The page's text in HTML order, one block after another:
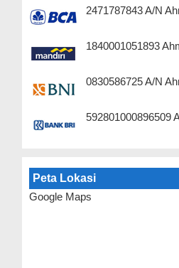
2471787843 A/N
1840001051893
0830586725 A/N
592801000896509
Peta Lokasi
Google Maps